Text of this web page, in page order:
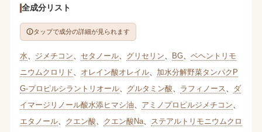
全成分リスト
タップで成分の詳細が見られます
水 ジメチコン セタノール、 グリセリン BG、 ベヘントリモ
ニウムクロリド
オレイン酸オレイル、 加水分解野菜タンパクP
G-プロピルシラントリオール、 グルタミン酸 ラフィノース
ダ
イマージリノール酸水添ヒマシ油
アミノプロピルジメチコン
エタノール、 クエン酸 クエン酸Na、
ステアルトリモニウムクロ